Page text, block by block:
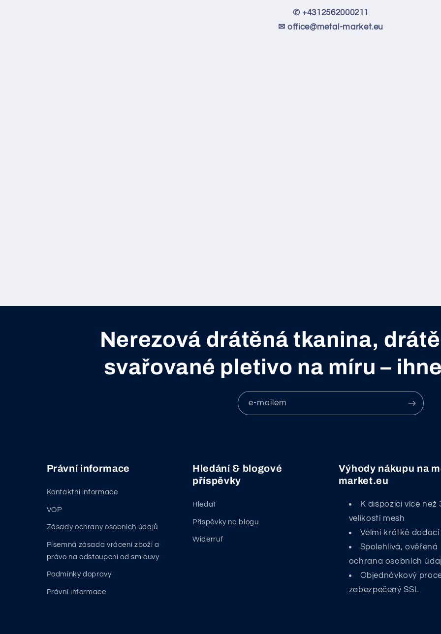
✆ +4312562000211
✉ office@metal-market.eu
Nerezová drátěná tkanina,
svařované pletivo na míru –
e-mailem
Právní informace
Kontaktní informace
VOP
Zásady ochrany osobních údajů
Písemná zásada vrácení zboží a
právo na odstoupení od smlouvy
Podmínky dopravy
Právní informace
Hledání & blogové
příspěvky
Hledat
Příspěvky na blogu
Widerruf
Výhody nákupu na
market.eu
K dispozici více než
velikostí mesh
Velmi krátké
Spolehlivá, ověřená
ochrana osobních
Objednávkový
zabezpečený SSL